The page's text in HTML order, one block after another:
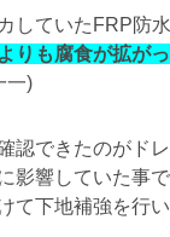
していたFRP防
りも腐食が拡が
一)
認できたのがド
影響していた事
て下地補強を行